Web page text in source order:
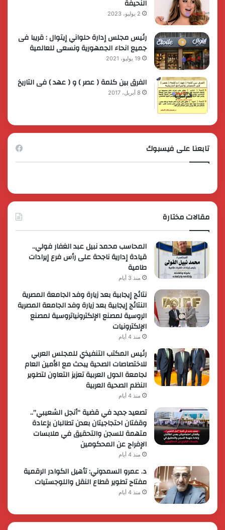
النحيفة
2 يوليو، 2023
رئيس مجلس إدارة حلواني إيتوال : قريبا فى
جميع انحاء الجمهورية ونسعى للعالمية
19 يوليو، 2021
الفرق بين كلمة ( عصر ) و ( عهد ) فى التاريخ
8 أبريل، 2017
تابعنا على فيسبوك
مقالات مختارة
المحاسب محمد نبيل عبد الغفار فولي..
قيادة إدارية ناجحة على رأس فرع إيرادات
طامية
منذ 3 أيام
نتائج إيجابية بعد زيارة وفد الجامعة المصرية
النتائج إيجابية بعد زيارة وفد الجامعة المصرية
الروسية لمصنع الإلكترونياتروسية لمصنع
الإلكترونيات
منذ 4 أيام
رئيس المكتب التنفيذي للمجلس العربي
للاختصاصات الصحية يبحث مع الأمين العام
لجامعة الدول العربية تعزيز التعاون لتطوير
النظم الصحية العربية
منذ 4 أيام
تصعيد جديد في قضية “أنجل الشعيبي”..
وقفتان احتجاجيتان بعدن تطالبان بإعادة
متهمة للسجن والتحقيق في ملابسات
الإفراج عن المحكومين
منذ 4 أيام
د. عمرو السمدوني: تأهيل الكوادر الرقمية
مفتاح تطوير قطاع النقل واللوجستيات
منذ 4 أيام